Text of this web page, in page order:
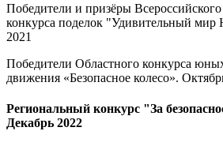
Победители и призёры Всероссийского
конкурса поделок "Удивительный мир
2021
Победители Областного конкурса
движения «Безопасное колесо».
Региональный конкурс "За
Декабрь 2022